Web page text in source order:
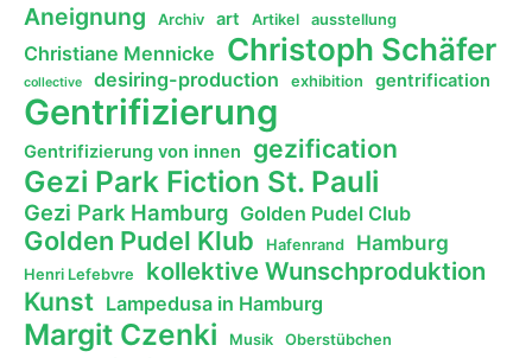
Aneignung Archiv art Artikel ausstellung
Christiane Mennicke Christoph Schäfer
collective desiring-production exhibition gentrification
Gentrifizierung
Gentrifizierung von innen gezification
Gezi Park Fiction St. Pauli
Gezi Park Hamburg Golden Pudel Club
Golden Pudel Klub Hafenrand Hamburg
Henri Lefebvre kollektive Wunschproduktion
Kunst Lampedusa in Hamburg
Margit Czenki Musik Oberstübchen